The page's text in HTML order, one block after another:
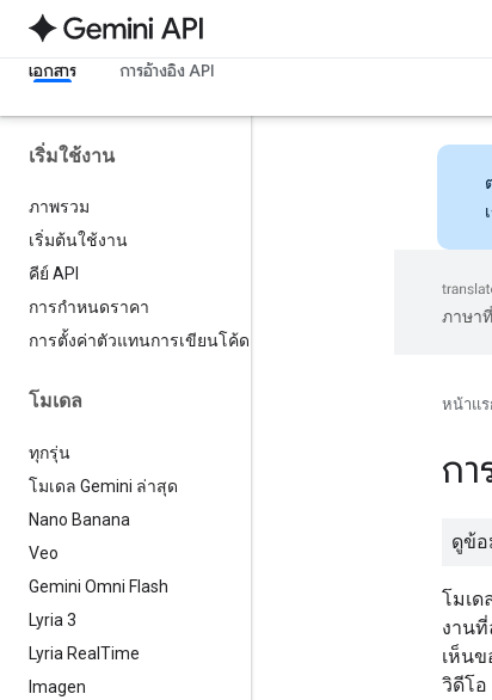
เอกสาร การอ้างอิง API
เริ่มใช้งาน
ภาพรวม
เริ่มต้นใช้งาน
คีย์ API
การกำหนดราคา
การตั้งค่าตัวแทนการเขียนโค้ด
โมเดล
ทุกรุ่น
โมเดล Gemini ล่าสุด
Nano Banana
Veo
Gemini Omni Flash
Lyria 3
Lyria Real Time
Imagen
ภาษา
หน้าแร
กา
ดูข้อ
โมเ
งาน
เห็น
วิดีโอ